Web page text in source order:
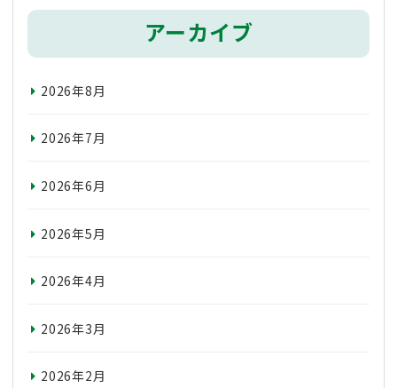
アーカイブ
2026年8月
2026年7月
2026年6月
2026年5月
2026年4月
2026年3月
2026年2月